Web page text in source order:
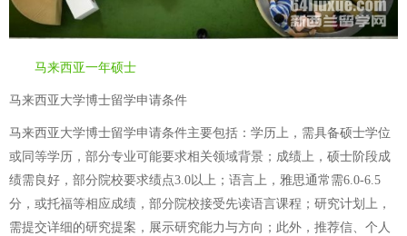
马来西亚一年硕士
马来西亚大学博士留学申请条件
马来西亚大学博士留学申请条件主要包括：学历上，需具备硕士学位
或同等学历，部分专业可能要求相关领域背景；成绩上，硕士阶段成
绩需良好，部分院校要求绩点3.0以上；语言上，雅思通常需6.0-6.5
分，或托福等相应成绩，部分院校接受先读语言课程；研究计划上，
需提交详细的研究提案，展示研究能力与方向；此外，推荐信、个人